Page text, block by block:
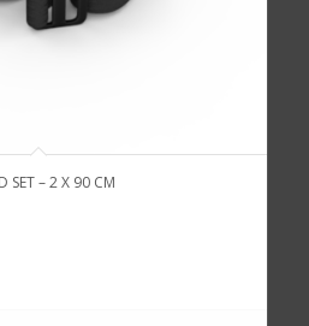
SET – 2 X 90 CM